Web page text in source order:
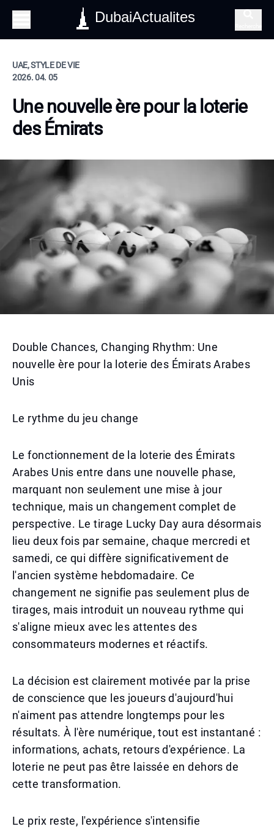
DubaiActualites
UAE, STYLE DE VIE
2026. 04. 05
Une nouvelle ère pour la loterie
des Émirats
Double Chances, Changing Rhythm: Une
nouvelle ère pour la loterie des Émirats Arabes
Unis
Le rythme du jeu change
Le fonctionnement de la loterie des Émirats
Arabes Unis entre dans une nouvelle phase,
marquant non seulement une mise à jour
technique, mais un changement complet de
perspective. Le tirage Lucky Day aura désormais
lieu deux fois par semaine, chaque mercredi et
samedi, ce qui diffère significativement de
l'ancien système hebdomadaire. Ce
changement ne signifie pas seulement plus de
tirages, mais introduit un nouveau rythme qui
s'aligne mieux avec les attentes des
consommateurs modernes et réactifs.
La décision est clairement motivée par la prise
de conscience que les joueurs d'aujourd'hui
n'aiment pas attendre longtemps pour les
résultats. À l'ère numérique, tout est instantané :
informations, achats, retours d'expérience. La
loterie ne peut pas être laissée en dehors de
cette transformation.
Le prix reste, l'expérience s'intensifie